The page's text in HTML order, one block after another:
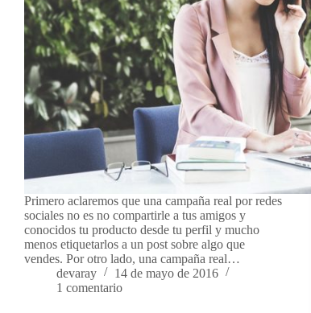
Primero aclaremos que una campaña real por redes
sociales no es no compartirle a tus amigos y
conocidos tu producto desde tu perfil y mucho
menos etiquetarlos a un post sobre algo que
vendes. Por otro lado, una campaña real…
devaray
14 de mayo de 2016
1 comentario